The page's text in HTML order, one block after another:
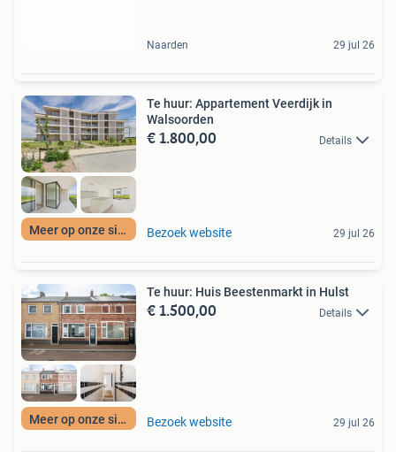
Naarden 29 jul 26
Meer op onze site
Te huur: Appartement Veerdijk in
Walsoorden
€ 1.800,00 Details
Bezoek website 29 jul 26
Meer op onze site
Te huur: Huis Beestenmarkt in Hulst
€ 1.500,00 Details
Bezoek website 29 jul 26